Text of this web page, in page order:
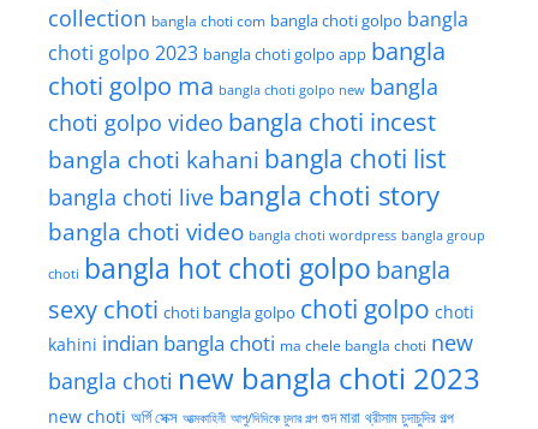
collection bangla choti com bangla choti golpo bangla
choti golpo 2023 bangla choti golpo app bangla
choti golpo ma bangla choti golpo new bangla
choti golpo video bangla choti incest
bangla choti kahani bangla choti list
bangla choti live bangla choti story
bangla choti video bangla choti wordpress bangla group
choti bangla hot choti golpo bangla
sexy choti choti bangla golpo choti golpo choti
kahini indian bangla choti ma chele bangla choti new
bangla choti new bangla choti 2023
new choti অর্গি সেক্স আত্মকাহিনী আপু/দিদিকে চুদার গল্প গুদ মারা থ্রীসাম চুদাচুদির গল্প